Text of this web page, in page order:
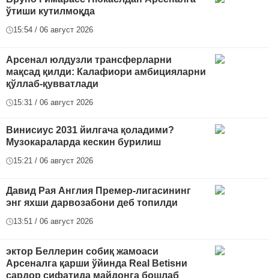
ўтиши кутилмоқда
15:54 / 06 август 2026
Арсенал юлдузли трансферларни
мақсад қилди: Калафиори амбицияларни
қўллаб-қувватлади
15:31 / 06 август 2026
Винисиус 2031 йилгача қоладими?
Музокараларда кескин бурилиш
15:21 / 06 август 2026
Давид Рая Англия Премер-лигасининг
энг яхши дарвозабони деб топилди
13:51 / 06 август 2026
эктор Беллерин собиқ жамоаси
Арсеналга қарши ўйинда Real Betisни
сардор сифатида майдонга бошлаб